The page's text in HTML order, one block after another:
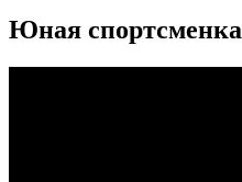
Юная спортсменка